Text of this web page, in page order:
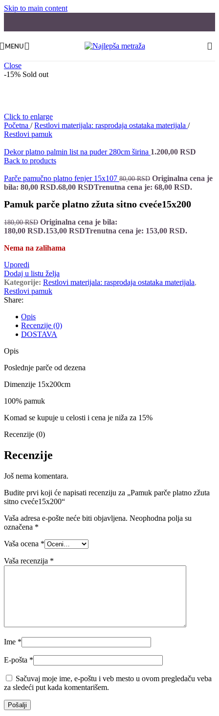
Skip to main content
MENU
Close
-15% Sold out
Click to enlarge
Početna / Restlovi materijala: rasprodaja ostataka materijala /
Restlovi pamuk
Dekor platno palmin list na puder 280cm širina 1.200,00 RSD
Back to products
Parče pamučno platno fenjer 15x107 80,00RSD Originalna cena je
bila: 80,00 RSD.68,00 RSDTrenutna cena je: 68,00 RSD.
Pamuk parče platno zžuta sitno cveće15x200
180,00RSD Originalna cena je bila:
180,00 RSD.153,00 RSDTrenutna cena je: 153,00 RSD.
Nema na zalihama
Uporedi
Dodaj u listu želja
Kategorije: Restlovi materijala: rasprodaja ostataka materijala,
Restlovi pamuk
Share:
Opis
Recenzije (0)
DOSTAVA
Opis
Poslednje parče od dezena
Dimenzije 15x200cm
100% pamuk
Komad se kupuje u celosti i cena je niža za 15%
Recenzije (0)
Recenzije
Još nema komentara.
Budite prvi koji će napisati recenziju za „Pamuk parče platno zžuta
sitno cveće15x200“
Vaša adresa e-pošte neće biti objavljena. Neophodna polja su
označena *
Vaša ocena *
Vaša recenzija *
Ime *
E-pošta *
Sačuvaj moje ime, e-poštu i veb mesto u ovom pregledaču veba
za sledeći put kada komentarišem.